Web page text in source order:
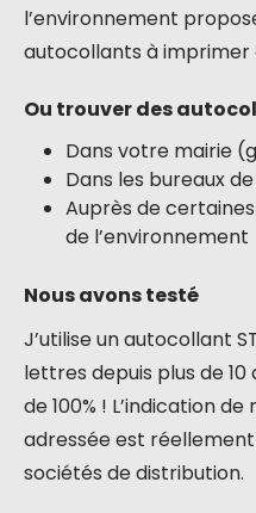
l’environnement
autocollants à imprimer
Ou trouver des
Dans votre mairie
Dans les bureaux
Auprès de
de l’environnement
Nous avons testé
J’utilise un autocollant
lettres depuis plus de
de 100% ! L’indication
adressée est
sociétés de distribution.